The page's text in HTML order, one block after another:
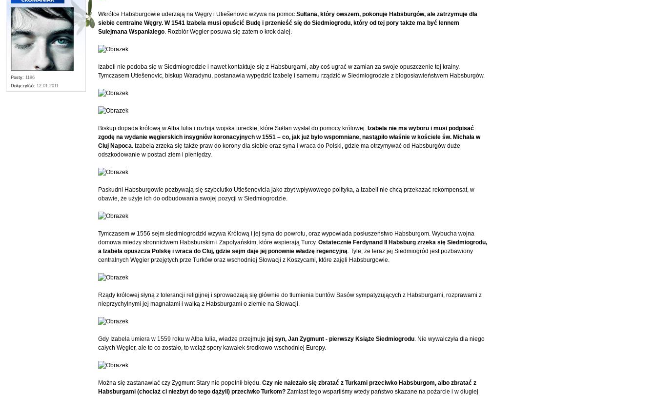
Posty: 1196
Dołączył(a): 12.01.2011
Wkrótce Habsburgowie uderzają na Węgry i Utiešenovic wzywa na pomocSułtana, który owszem, pokonuje Habsburgów, ale zatrzymuje dla
siebie centralne Węgry. W 1541 Izabela musi opuścić Budę i przenieść się do Siedmiogrodu, który od tej pory także ma być lennem
Sulejmana Wspaniałego . Rozbiór Węgier posuwa się zatem o krok dalej.
Izabeli nie podoba się w Siedmiogrodzie i nawet kontaktuje się z Habsburgami, aby coś ugrać w zamian za swoje opuszczenie tej krainy.
Tymczasem Utiešenovic, biskup Waradynu, postanawia wypędzić Izabelę i samemu rządzić w Siedmiogrodzie z błogosławieństwem Habsburgów.
Biskup dopada królową w Alba Iulia i rozbija wojska tureckie, które Sułtan wysłał do pomocy królowej.Izabela nie ma wyboru i musi podpisać
zgodę na wydanie węgierskich insygniów koronacyjnych w 1551 – co, jak już było wspomniane, nastąpiło właśnie w kościele św. Michała w
Cluj Napoca . Izabela zrzeka się także praw do korony dla siebie oraz syna i wraca do Polski, gdzie ma otrzymywać od Habsburgów duże
odszkodowanie w postaci ziem i pieniędzy.
Paskudni Habsburgowie pozbywają się szybciutko Utiešenovicia jako zbyt wpływowego polityka, a Izabeli nie chcą przekazać rekompensat, w
obawie, że użyje ich do odbudowania swojej pozycji w Siedmiogrodzie.
Tymczasem w 1556 sejm siedmiogrodzki wzywa Królową i jej syna do powrotu, oraz wypowiada posłuszeństwo Habsburgom. Wybucha wojna
domowa miedzy stronnictwem Habsburskim i Zapolyańskim, które wspierają Turcy.Ostatecznie Ferdynand II Habsburg zrzeka się Siedmiogrodu,
a Izabela opuszcza Polskę i wraca do Cluj, gdzie sejm daje jej ponownie władzę regencyjną . Tyle, że teraz jej Siedmiogród jest pozbawiony
centralnych Węgier przejętych prze Turków oraz wschodniej Słowacji z Koszycami, które zajęli Habsburgowie.
Rządy królowej słyną z tolerancji religijnej i sprowadzają się głównie do tłumienia buntów Sasów sympatyzujących z Habsburgami, rozprawami z
nieprzychylnymi jej magnatami i walką z Habsburgami o ziemie na Słowacji.
Gdy Izabela umiera w 1559 roku w Alba Iulia, władze przejmujejej syn, Jan Zygmunt - pierwszy Książe Siedmiogrodu . Nie wywalczyła dla niego
całych Węgier, ale to co zostało, to wciąż spory kawałek środkowo-wschodniej Europy.
Można się zastanawiać czy Zygmunt Stary nie popełnił błędu.Czy nie należało się zbratać z Turkami przeciwko Habsburgom, albo zbratać z
Habsburgami (chociaż ci niezbyt do tego dążyli) przeciwko Turkom?Zamiast tego wsparliśmy wtedy państwo skazane na pożarcie i w długiej